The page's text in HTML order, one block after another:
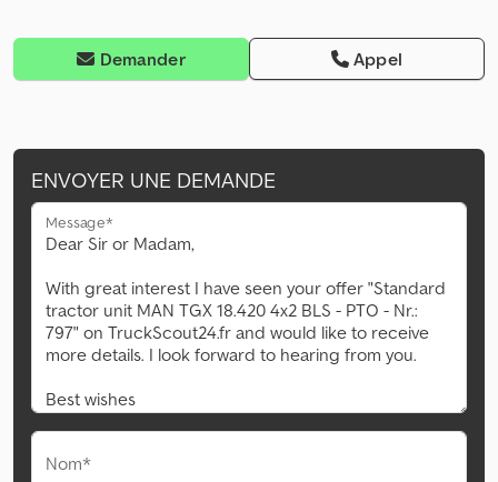
Demander Appel
ENVOYER UNE DEMANDE
Message*
Nom*